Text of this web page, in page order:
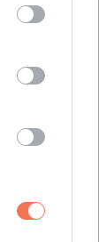
click to
tags to
Google